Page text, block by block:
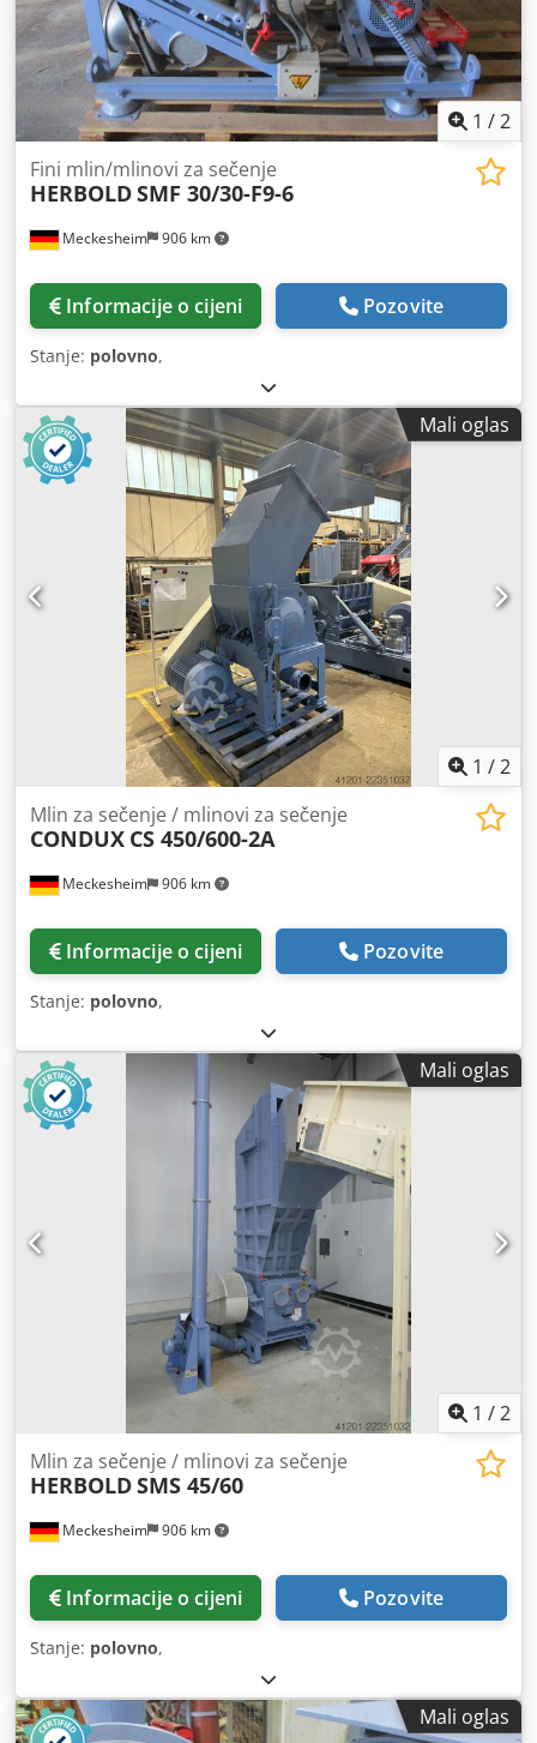
1 /2
Meckesheim 906 km
Fini mlin/mlinovi za sečenje
HERBOLDSMF 30/30-F9-6
Informacije o cijeni Pozovite
Stanje: polovno,
Mali oglas
1 /2
Meckesheim 906 km
Mlin za sečenje / mlinovi za sečenje
CONDUX CS 450/600-2A
Informacije o cijeni Pozovite
Stanje: polovno,
Mali oglas
1 /2
Meckesheim 906 km
Mlin za sečenje / mlinovi za sečenje
HERBOLDSMS 45/60
Informacije o cijeni Pozovite
Stanje: polovno,
Mali oglas